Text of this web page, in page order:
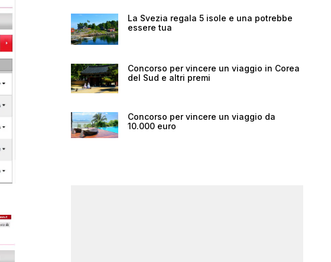
La Svezia regala 5 isole e una potrebbe
essere tua
Concorso per vincere un viaggio in Corea
del Sud e altri premi
Concorso per vincere un viaggio da
10.000 euro